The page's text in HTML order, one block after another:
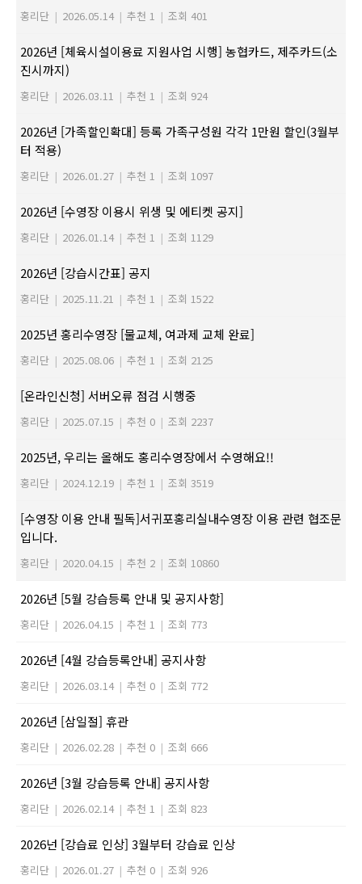
홍리단 | 2026.05.14 | 추천 1 | 조회 401
2026년 [체육시설이용료 지원사업 시행] 농협카드, 제주카드(소
진시까지)
홍리단 | 2026.03.11 | 추천 1 | 조회 924
2026년 [가족할인확대] 등록 가족구성원 각각 1만원 할인(3월부
터 적용)
홍리단 | 2026.01.27 | 추천 1 | 조회 1097
2026년 [수영장 이용시 위생 및 에티켓 공지]
홍리단 | 2026.01.14 | 추천 1 | 조회 1129
2026년 [강습시간표] 공지
홍리단 | 2025.11.21 | 추천 1 | 조회 1522
2025년 홍리수영장 [물교체, 여과제 교체 완료]
홍리단 | 2025.08.06 | 추천 1 | 조회 2125
[온라인신청] 서버오류 점검 시행중
홍리단 | 2025.07.15 | 추천 0 | 조회 2237
2025년, 우리는 올해도 홍리수영장에서 수영해요!!
홍리단 | 2024.12.19 | 추천 1 | 조회 3519
[수영장 이용 안내 필독]서귀포홍리실내수영장 이용 관련 협조문
입니다.
홍리단 | 2020.04.15 | 추천 2 | 조회 10860
2026년 [5월 강습등록 안내 및 공지사항]
홍리단 | 2026.04.15 | 추천 1 | 조회 773
2026년 [4월 강습등록안내] 공지사항
홍리단 | 2026.03.14 | 추천 0 | 조회 772
2026년 [삼일절] 휴관
홍리단 | 2026.02.28 | 추천 0 | 조회 666
2026년 [3월 강습등록 안내] 공지사항
홍리단 | 2026.02.14 | 추천 1 | 조회 823
2026넌 [강습료 인상] 3월부터 강습료 인상
홍리단 | 2026.01.27 | 추천 0 | 조회 926